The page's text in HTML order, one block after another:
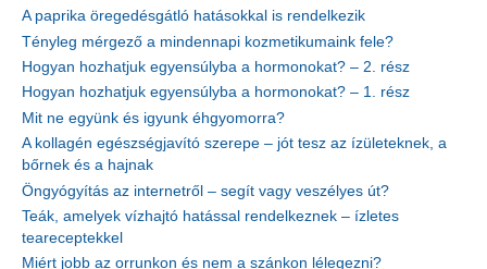
A paprika öregedésgátló hatásokkal is rendelkezik
Tényleg mérgező a mindennapi kozmetikumaink fele?
Hogyan hozhatjuk egyensúlyba a hormonokat? – 2. rész
Hogyan hozhatjuk egyensúlyba a hormonokat? – 1. rész
Mit ne együnk és igyunk éhgyomorra?
A kollagén egészségjavító szerepe – jót tesz az ízületeknek, a
bőrnek és a hajnak
Öngyógyítás az internetről – segít vagy veszélyes út?
Teák, amelyek vízhajtó hatással rendelkeznek – ízletes
teareceptekkel
Miért jobb az orrunkon és nem a szánkon lélegezni?